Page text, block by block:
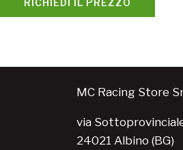
RICHIEDI IL PREZZO
MC Racing Store
via
24021 Albino (BG)